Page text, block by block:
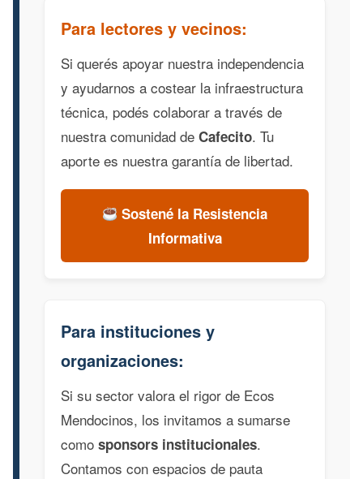
Para lectores y vecinos:
Si querés apoyar nuestra independencia
y ayudarnos a costear la infraestructura
técnica, podés colaborar a través de
nuestra comunidad de Cafecito. Tu
aporte es nuestra garantía de libertad.
Sostené la Resistencia
Informativa
Para instituciones y
organizaciones:
Si su sector valora el rigor de Ecos
Mendocinos, los invitamos a sumarse
como sponsors institucionales.
Contamos con espacios de pauta